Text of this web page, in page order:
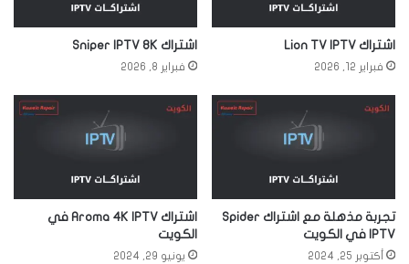
اشتراك Lion TV IPTV
فبراير 12, 2026
اشتراك Sniper IPTV 8K
فبراير 8, 2026
تجربة مذهلة مع اشتراك Spider
IPTV في الكويت
أكتوبر 25, 2024
اشتراك Aroma 4K IPTV في
الكويت
يونيو 29, 2024